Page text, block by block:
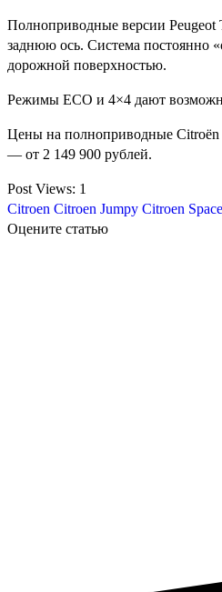
Полноприводные версии Peugeot
заднюю ось. Система постоянно
дорожной поверхностью.
Режимы ECO и 4×4 дают
Цены на полноприводные Citroёn
— от 2 149 900 рублей.
Post Views: 1
Citroen Citroen Jumpy Citroen
Оцените статью